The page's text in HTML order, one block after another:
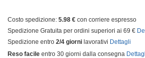
Costo spedizione: 5.98 € con corriere espresso
Spedizione Gratuita per ordini superiori ai 69 €
Spedizione entro 2/4 giorni lavorativi Dettagli
Reso facile entro 30 giorni dalla consegna